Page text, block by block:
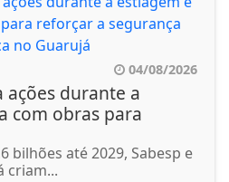
04/08/2026
ações durante a
com obras para
bilhões até 2029, Sabesp e
criam...